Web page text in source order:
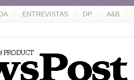
ENTREVISTAS DP A&B